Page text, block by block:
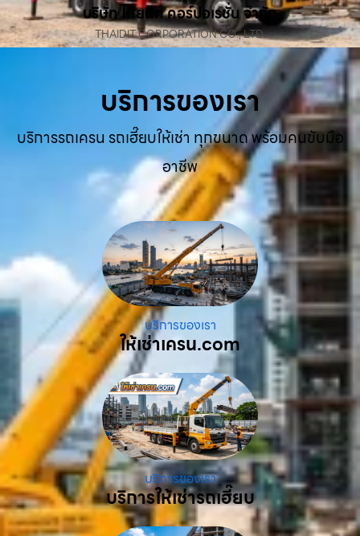
บริษัท ไทยดิท คอร์ปอเรชั่น จำกัด
THAIDIT CORPORATION CO., LTD.
บริการของเรา
บริการรถเครน รถเฮี๊ยบให้เช่า ทุกขนาด พร้อมคนขับมือ
อาชีพ
บริการของเรา
ให้เช่าเครน.com
บริการของเรา
บริการให้เช่ารถเฮี๊ยบ